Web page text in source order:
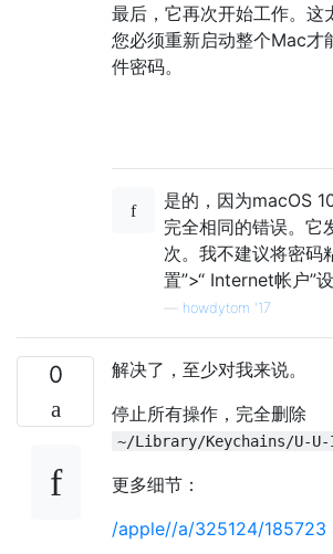
最后，它再次开始工作。这
您必须重新启动整个Mac才
件密码。
是的，因为macOS
完全相同的错误。它
次。我不建议将密码
置”>“ Internet帐户”设
howdytom '17
0
解决了，至少对我来说。
停止所有操作，完全删除
~/Library/Keychains/U-
更多细节：
/apple//a/325124/185723